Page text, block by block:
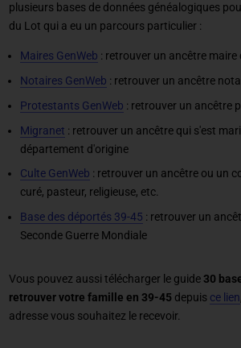
plusieurs bases de données généalogiques
du Lot qui a eu un parcours particulier :
Maires GenWeb : retrouver un ancêtre maire
Notaires GenWeb : retrouver un ancêtre
Protestants GenWeb : retrouver un ancêtre
Migranet : retrouver un ancêtre qui s'est
département d'origine
Culte GenWeb : retrouver un ancêtre ou un
curé, pasteur, religieuse, etc.
Base des déportés 39-45 : retrouver un
Seconde Guerre Mondiale
Vous pouvez aussi télécharger le guide30
retrouver votre famille en 39-45 depuis ce lien
adresse vous souhaitez le recevoir.